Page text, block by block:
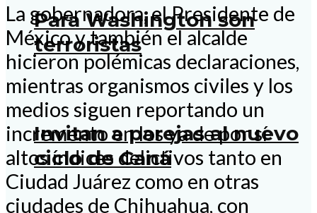
Para Washington son
terroristas
Invitan a parejas al nuevo
ciclo de Caná
La gobernadora, el Presidente de
México y también el alcalde
hicieron polémicas declaraciones,
mientras organismos civiles y los
medios siguen reportando un
incremento en los ya de por sí
altos índices delictivos tanto en
Ciudad Juárez como en otras
ciudades de Chihuahua, con